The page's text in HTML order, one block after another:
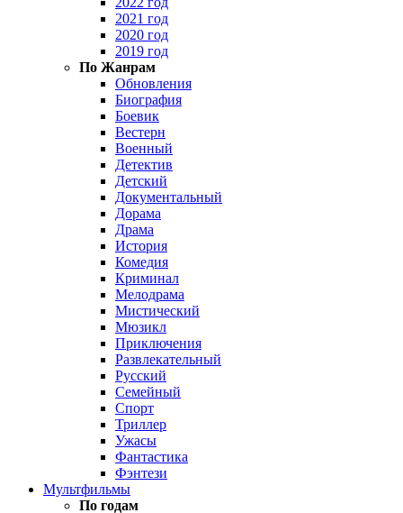
2021 год
2020 год
2019 год
По Жанрам
Обновления
Биография
Боевик
Вестерн
Военный
Детектив
Детский
Документальный
Дорама
Драма
История
Комедия
Криминал
Мелодрама
Мистический
Мюзикл
Приключения
Развлекательный
Русский
Семейный
Спорт
Триллер
Ужасы
Фантастика
Фэнтези
Мультфильмы
По годам